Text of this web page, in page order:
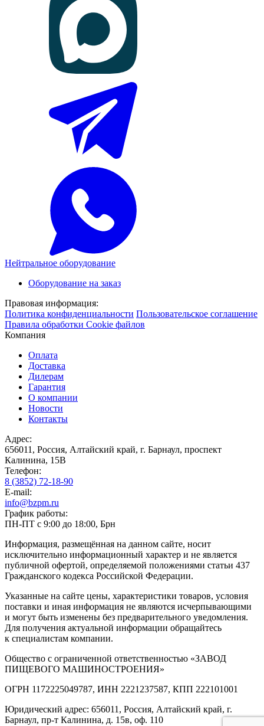
Нейтральное оборудование
Оборудование на заказ
Правовая информация:
Политика конфиденциальности Пользовательское соглашение
Правила обработки Cookie файлов
Компания
Оплата
Доставка
Дилерам
Гарантия
О компании
Новости
Контакты
Адрес:
656011, Россия, Алтайский край, г. Барнаул, проспект
Калинина, 15В
Телефон:
8 (3852) 72-18-90
E-mail:
info@bzpm.ru
График работы:
ПН-ПТ с 9:00 до 18:00, Брн
Информация, размещённая на данном сайте, носит
исключительно информационный характер и не является
публичной офертой, определяемой положениями статьи 437
Гражданского кодекса Российской Федерации.
Указанные на сайте цены, характеристики товаров, условия
поставки и иная информация не являются исчерпывающими
и могут быть изменены без предварительного уведомления.
Для получения актуальной информации обращайтесь
к специалистам компании.
Общество с ограниченной ответственностью «ЗАВОД
ПИЩЕВОГО МАШИНОСТРОЕНИЯ»
ОГРН 1172225049787, ИНН 2221237587, КПП 222101001
Юридический адрес: 656011, Россия, Алтайский край, г.
Барнаул, пр-т Калинина, д. 15в, оф. 110